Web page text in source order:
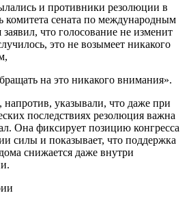
и противники резолюции в
комитета сената по международным
что голосование не изменит
это не возымеет никакого
на это никакого внимания».
указывали, что даже при
последствиях резолюция важна
Она фиксирует позицию конгресса
силы и показывает, что поддержка
снижается даже внутри